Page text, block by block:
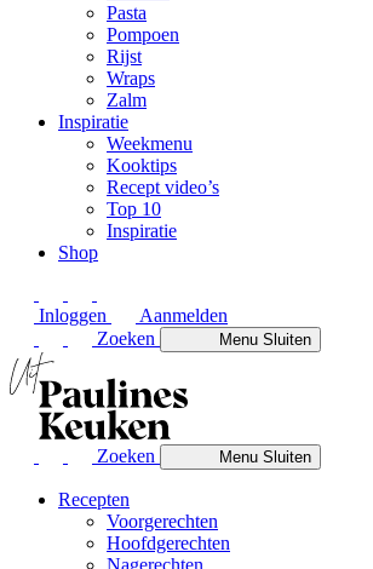
Pasta
Pompoen
Rijst
Wraps
Zalm
Inspiratie
Weekmenu
Kooktips
Recept video’s
Top 10
Inspiratie
Shop
Inloggen
Aanmelden
Zoeken
MenuSluiten
Zoeken MenuSluiten
Recepten
Voorgerechten
Hoofdgerechten
Nagerechten